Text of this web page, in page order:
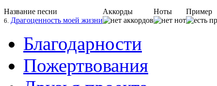
Название песни Аккорды Ноты Пример
6. Драгоценность моей жизни
Благодарности
Пожертвования